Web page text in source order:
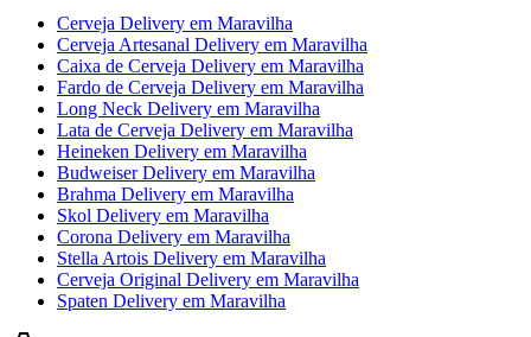
Cerveja Delivery em Maravilha
Cerveja Artesanal Delivery em Maravilha
Caixa de Cerveja Delivery em Maravilha
Fardo de Cerveja Delivery em Maravilha
Long Neck Delivery em Maravilha
Lata de Cerveja Delivery em Maravilha
Heineken Delivery em Maravilha
Budweiser Delivery em Maravilha
Brahma Delivery em Maravilha
Skol Delivery em Maravilha
Corona Delivery em Maravilha
Stella Artois Delivery em Maravilha
Cerveja Original Delivery em Maravilha
Spaten Delivery em Maravilha